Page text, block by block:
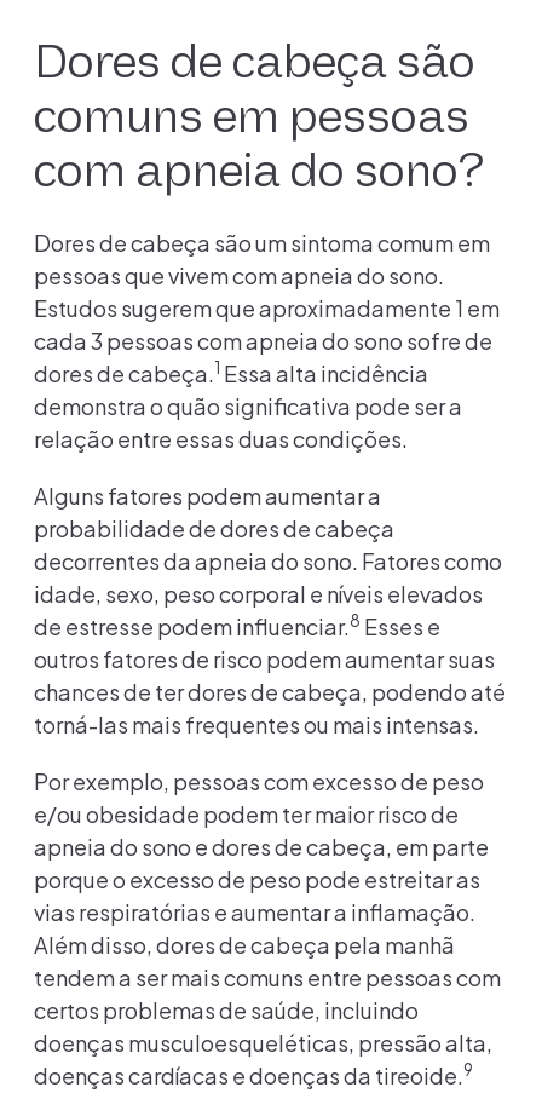
Dores de cabeça são
comuns em pessoas
com apneia do sono?
Dores de cabeça são um sintoma comum em
pessoas que vivem com apneia do sono.
Estudos sugerem que aproximadamente 1 em
cada 3 pessoas com apneia do sono sofre de
dores de cabeça.1 Essa alta incidência
demonstra o quão significativa pode ser a
relação entre essas duas condições.
Alguns fatores podem aumentar a
probabilidade de dores de cabeça
decorrentes da apneia do sono. Fatores como
idade, sexo, peso corporal e níveis elevados
de estresse podem influenciar.8 Esses e
outros fatores de risco podem aumentar suas
chances de ter dores de cabeça, podendo até
torná-las mais frequentes ou mais intensas.
Por exemplo, pessoas com excesso de peso
e/ou obesidade podem ter maior risco de
apneia do sono e dores de cabeça, em parte
porque o excesso de peso pode estreitar as
vias respiratórias e aumentar a inflamação.
Além disso, dores de cabeça pela manhã
tendem a ser mais comuns entre pessoas com
certos problemas de saúde, incluindo
doenças musculoesqueléticas, pressão alta,
doenças cardíacas e doenças da tireoide.9